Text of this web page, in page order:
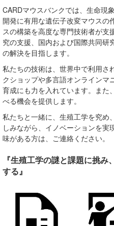
CARDマウスバンクでは、生命現
開発に有用な遺伝子改変マウスの
スの構築を高度な専門技術者が支
究の支援、国内および国際共同研
の解決を目指します。
私たちの技術は、世界中で利用さ
クショップや多言語オンラインマ
育成にも力を入れています。また
べる機会を提供します。
私たちと一緒に、生殖工学を究め
しみながら、イノベーションを
味がある方は、ご連絡ください。
『生殖工学の謎と課題に挑
する』
Link
熊本大学ホ
男女共同参
サイトマップ
熊本マウス
ム